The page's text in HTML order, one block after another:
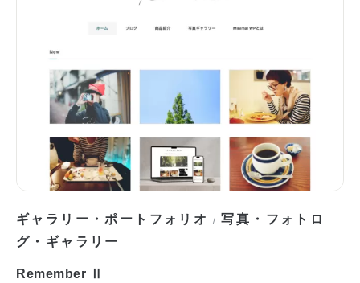
ギャラリー・ポートフォリオ /写真・フォトロ
グ・ギャラリー
Remember Ⅱ